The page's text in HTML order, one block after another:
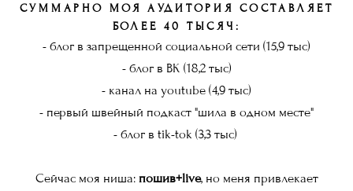
СУММАРНО МОЯ АУДИТОРИЯ СОСТАВЛЯЕТ
БОЛЕЕ 40 ТЫСЯЧ:
- блог в запрещенной социальной сети (15,9 тыс)
- блог в ВК (18,2 тыс)
- канал на youtube (4,9 тыс)
- первый швейный подкаст "шила в одном месте"
- блог в tik-tok (3,3 тыс)
Сейчас моя ниша: пошив+live, но меня привлекает